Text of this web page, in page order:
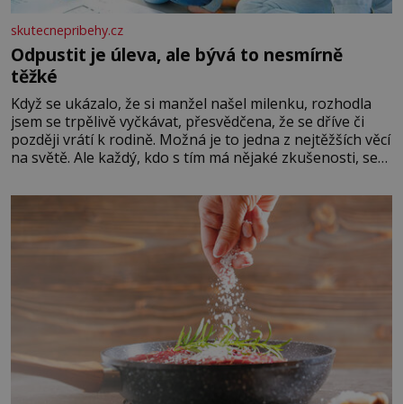
skutecnepribehy.cz
Odpustit je úleva, ale bývá to nesmírně
těžké
Když se ukázalo, že si manžel našel milenku, rozhodla
jsem se trpělivě vyčkávat, přesvědčena, že se dříve či
později vrátí k rodině. Možná je to jedna z nejtěžších věcí
na světě. Ale každý, kdo s tím má nějaké zkušenosti, se
Když se ke mně doneslo, že si manžel pořídil milenku,